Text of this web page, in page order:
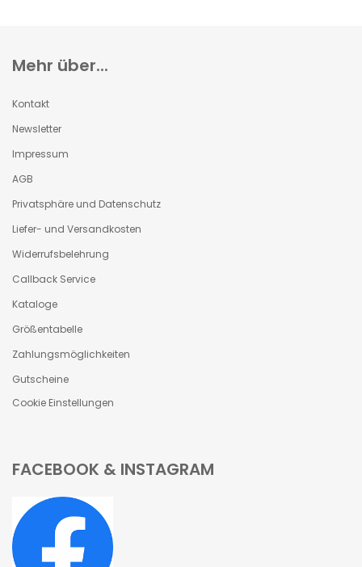
Mehr über...
Kontakt
Newsletter
Impressum
AGB
Privatsphäre und Datenschutz
Liefer- und Versandkosten
Widerrufsbelehrung
Callback Service
Kataloge
Größentabelle
Zahlungsmöglichkeiten
Gutscheine
Cookie Einstellungen
FACEBOOK & INSTAGRAM